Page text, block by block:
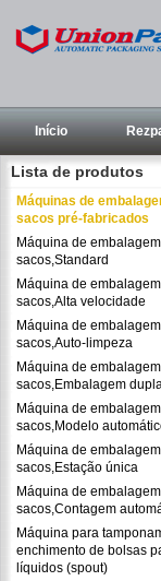
Início
Lista de produtos
Máquinas de
sacos pré-fabricados
Máquina de
sacos,Standard
Máquina de
sacos,Alta velocidade
Máquina de
sacos,Auto-limpeza
Máquina de
sacos,Embalagem
Máquina de
sacos,Modelo
Máquina de
sacos,Estação única
Máquina de
sacos,Contagem
Máquina para
enchimento de bolsas
líquidos (spout)